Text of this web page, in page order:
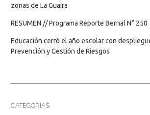
zonas de La Guaira
RESUMEN // Programa Reporte Bernal N° 250
Educación cerró el año escolar con
Prevención y Gestión de Riesgos
CATEGORÍAS